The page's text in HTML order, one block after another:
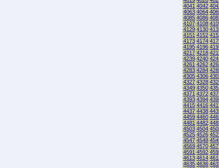
4041 4042
4063 4064
4085 4086
4107 4108
4129 4130
4151 4152
4173 4174
4195 4196
4217 4218
4239 4240
4261 4262
4283 4284
4305 4306
4327 4328
4349 4350
4371 4372
4393 4394
4415 4416
4437 4438
4459 4460
4481 4482
4503 4504
4525 4526
4547 4548
4569 4570
4591 4592
4613 4614
4635 4636